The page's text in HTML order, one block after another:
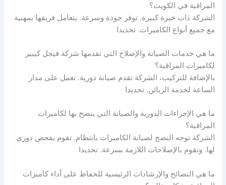
المراقبة في الكويت؟
الشركة ذات خبرة كبيرة. توفر جودة وسرعة. يتعامل فريقها بمهنية
مع جميع أنواع الكاميرات. تحديدا
ما هي خدمات الصيانة والإصلاح التي تقدمها شركة فيجل كيبير
لكاميرات المراقبة؟
بالإضافة للتركيب، الشركة تقدم صيانة دورية. تعمل على مدار
الساعة لخدمة الزبائن. تحديدا
ما هي الإجراءات الدورية والصيانة التي ينصح بها لكاميرات
المراقبة؟
الشركة توجه النصح لصيانة الكاميرات بانتظام. تقوم بفحص دوري
لها. وتقوم بالإصلاحات اللازمة بسرعة. تحديدا
ما هي النصائح والإرشادات الرئيسية للحفاظ على أداء كاميرات